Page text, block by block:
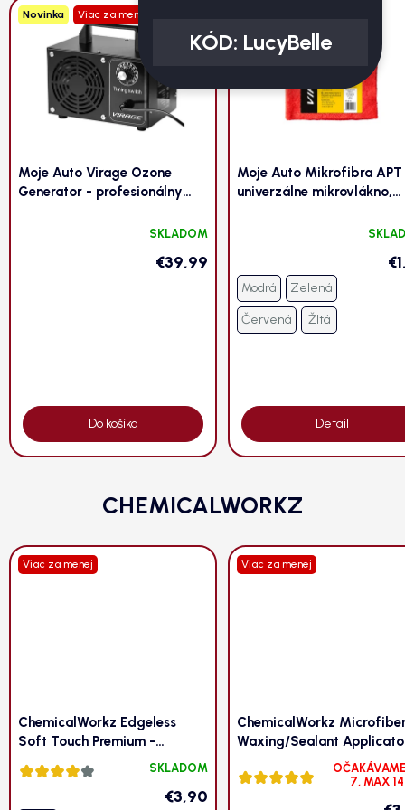
Novinka Viac za menej
Moje Auto Virage Ozone
Generator - profesionálny
mg/h – dezinfekcia aSKLADOM
€39,99
Do košíka
Moje Auto Mikrofibra
univerzálne mikrovlákno,
Detail
Modrá Zelená
Červená Žltá
CHEMICALWORKZ
Viac za menej
ChemicalWorkz Edgeless
Soft Touch Premium -
mikrovlákno, 500gsm,
40x40cm
Priemerné
produktu
SKLADOM
€3,90
Viac za menej
ChemicalWorkz
Waxing/Sealant
mikrovláknový aplikátor,
v balení
Priemerné
7, MAX
KÓD: LucyBelle